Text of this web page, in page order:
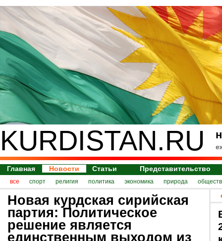
KURDISTAN.RU
Главная Новости Статьи Представительство
все спорт религия политика экономика природа
Новая курдская сирийская
партия: Политическое
решение является
единственным выходом из